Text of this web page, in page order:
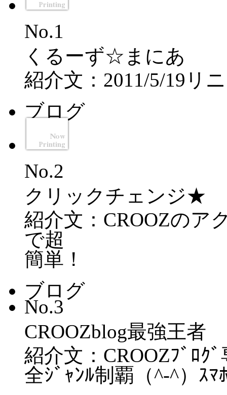
No.1
くるーず☆まにあ
紹介文：2011/5/19リ
ブログ
No.2
クリックチェンジ★
紹介文：CROOZのア
で超
簡単！
ブログ
No.3
CROOZblog最強王者
紹介文：CROOZﾌﾞﾛｸ
全ｼﾞｬﾝﾙ制覇（^-^）ｽﾏ